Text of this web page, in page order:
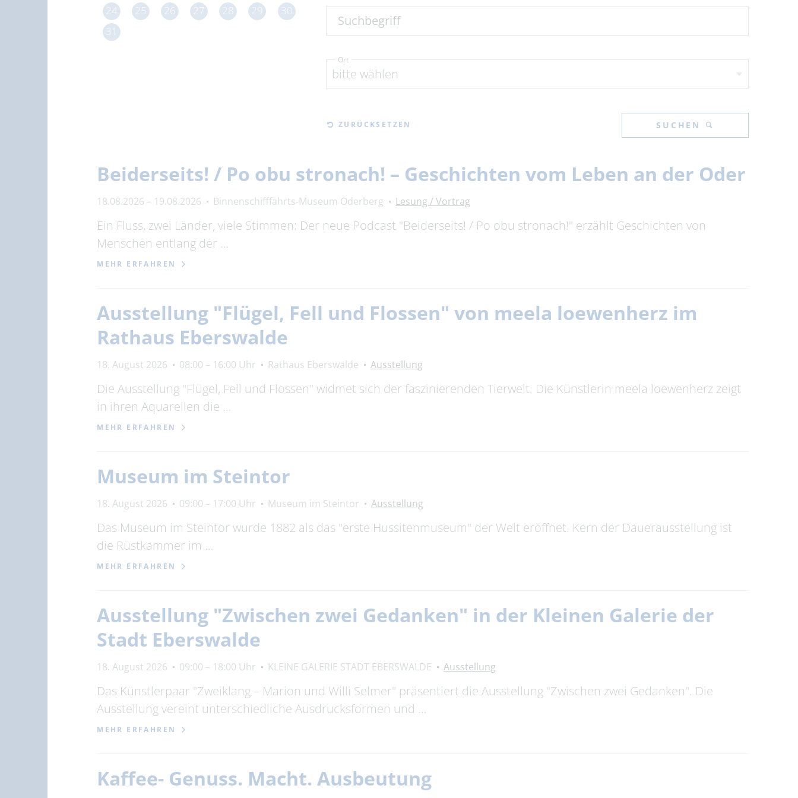
24 25 26 27 28 29
30
31
Suchbegriff
bitte wählen
Ort
SUCHEN
ZURÜCKSETZEN
Beiderseits! / Po obu stronach! – Geschichten vom Leben an der Oder
18.08.2026 – 19.08.2026 Binnenschifffahrts-Museum Oderberg Lesung / Vortrag
Ein Fluss, zwei Länder, viele Stimmen: Der neue Podcast "Beiderseits! / Po obu stronach!" erzählt Geschichten von
Menschen entlang der …
MEHR ERFAHREN
Ausstellung "Flügel, Fell und Flossen" von meela loewenherz im
Rathaus Eberswalde
18. August 2026 08:00 – 16:00 Uhr Rathaus Eberswalde Ausstellung
Die Ausstellung "Flügel, Fell und Flossen" widmet sich der faszinierenden Tierwelt. Die Künstlerin meela loewenherz zeigt
in ihren Aquarellen die …
MEHR ERFAHREN
Museum im Steintor
18. August 2026 09:00 – 17:00 Uhr Museum im Steintor Ausstellung
Das Museum im Steintor wurde 1882 als das "erste Hussitenmuseum" der Welt eröffnet. Kern der Dauerausstellung ist
die Rüstkammer im …
MEHR ERFAHREN
Ausstellung "Zwischen zwei Gedanken" in der Kleinen Galerie der
Stadt Eberswalde
18. August 2026 09:00 – 18:00 Uhr KLEINE GALERIE STADT EBERSWALDE Ausstellung
Das Künstlerpaar "Zweiklang – Marion und Willi Selmer" präsentiert die Ausstellung "Zwischen zwei Gedanken". Die
Ausstellung vereint unterschiedliche Ausdrucksformen und …
MEHR ERFAHREN
Kaffee- Genuss. Macht. Ausbeutung